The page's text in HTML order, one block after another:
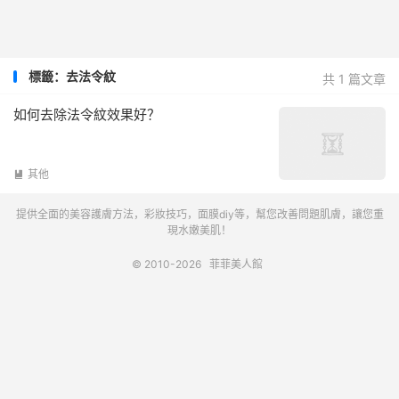
共 1 篇文章
標籤：去法令紋
如何去除法令紋效果好？
 其他
提供全面的美容護膚方法，彩妝技巧，面膜diy等，幫您改善問題肌膚，讓您重
現水嫩美肌！
© 2010-2026 菲菲美人館